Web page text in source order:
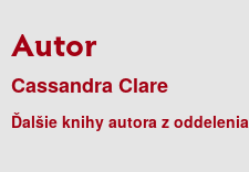
Autor
Cassandra Clare
Ďalšie knihy autora z oddelenia